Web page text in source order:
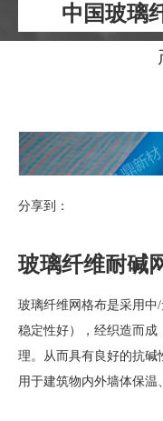
中国玻璃
分享到：
玻璃纤维耐碱
玻璃纤维网格布是采用中
稳定性好），经织造而成
理。从而具有良好的抗碱
用于建筑物内外墙体保温